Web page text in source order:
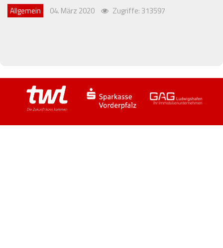
Allgemein 04. März 2020 Zugriffe: 313597